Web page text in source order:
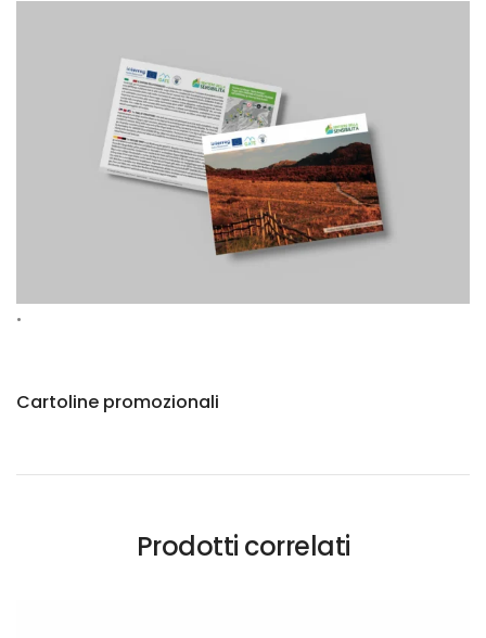
•
Cartoline promozionali
Prodotti correlati